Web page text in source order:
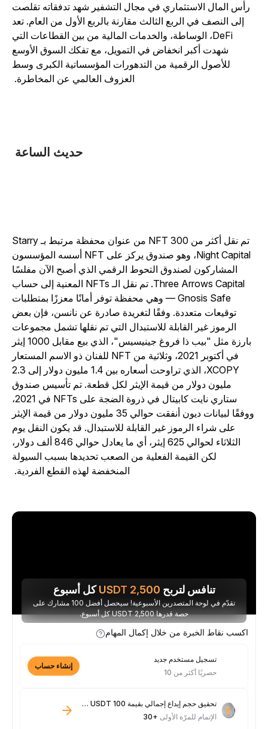
رأس المال الاستثماري في مجال التشفير شهد تدفقاته تقلصت
إلى النصف في الربع الثالث مقارنة بالربع الأول من العام. تعد
DeFi، الوساطة، والخدمات المالية من بين القطاعات التي
شهدت أكبر انخفاض في التمويل، مع تفكك السوق الأوسع
للأصول الرقمية من التدهورات المؤسساتية الكبرى وسط
العزوف العالمي عن المخاطرة.
حديث الساعة
تم نقل أكثر من 300 NFT من عنوان محفظة مرتبط بـ Starry
Night Capital، وهو صندوق يركز على NFT أسسه المؤسسون
المشاركون لصندوق التحوط الرقمي الذي أصبح الآن مفلسًا
Three Arrows Capital. تم نقل الـ NFTs المعنية إلى حساب
Gnosis Safe — وهي محفظة توفر أمانًا معززًا بمتطلبات
توقيعات متعددة. وفقًا لتغريدة صادرة عن نانسن، فإن بعض
الرموز غير القابلة للاستبدال التي تم نقلها تشمل مجموعات
بارزة مثل "بيب ذا فروغ جينيسيس"، الذي بيع مقابل 1000 إيثر
في أكتوبر 2021، وثلاثية من NFT للفنان ذو الاسم المستعار
XCOPY، الذي تراوحت أسعاره بين 1.4 مليون دولار إلى 2.3
مليون دولار من قيمة الإيثر لكل قطعة. تم تأسيس صندوق
ستاري نايت كابيتال في ذروة الضجة على NFTs في 2021،
ووفقًا لبيانات ديون أنفقت حوالي 35 مليون دولار من قيمة الإيثر
على شراء الرموز غير القابلة للاستبدال. قد يكون النقل يوم
الثلاثاء لحوالي 625 إيثر، أي ما يعادل حوالي 846 ألف دولار،
لكن القيمة الفعلية من الصعب تحديدها بسبب السيولة
المنخفضة لهذه القطع الفردية.
تنافس لتربح 2,500
USDTكل أسبوع
تقدّم في لوحة المتصدرين الأسبوعية! سيحصل أفضل 100 مشارك على
حصة قدرها 2,500 USDT كل أسبوع.
اكسب نقاط الخبرة من خلال إكمال المهام
تسجيل مستخدم جديد
حصريًا أكثر من 10
إنشاء حساب
تحقيق حجم إيداع إجمالي بقيمة 100 USDT فأكثر
الإتمام للمرّة الأولى+30